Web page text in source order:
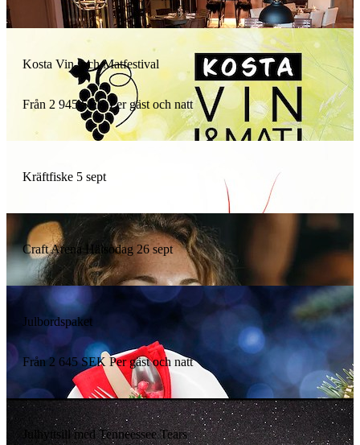
Kosta Vin- och Matfestival
Från 2 945 SEK Per gäst och natt
Kräftfiske 5 sept
Craft Arena Hälsodag 26 sept
Julbordspaket
Från 2 645 SEK Per gäst och natt
Julhyttsill med Tenneessee Tears